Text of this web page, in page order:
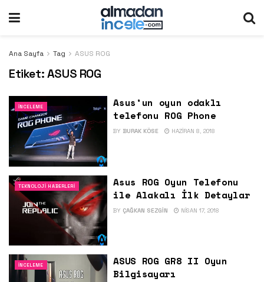
Ana Sayfa Tag ASUS ROG
Etiket:ASUS ROG
İNCELEME
Asus’un oyun odaklı
telefonu ROG Phone
BY BURAK KÖSE HAZIRAN 8, 2018
TEKNOLOJI HABERLERI
Asus ROG Oyun Telefonu
ile Alakalı İlk Detaylar
BY ÇAĞKAN SEZGIN NISAN 17, 2018
İNCELEME
ASUS ROG GR8 II Oyun
Bilgisayarı